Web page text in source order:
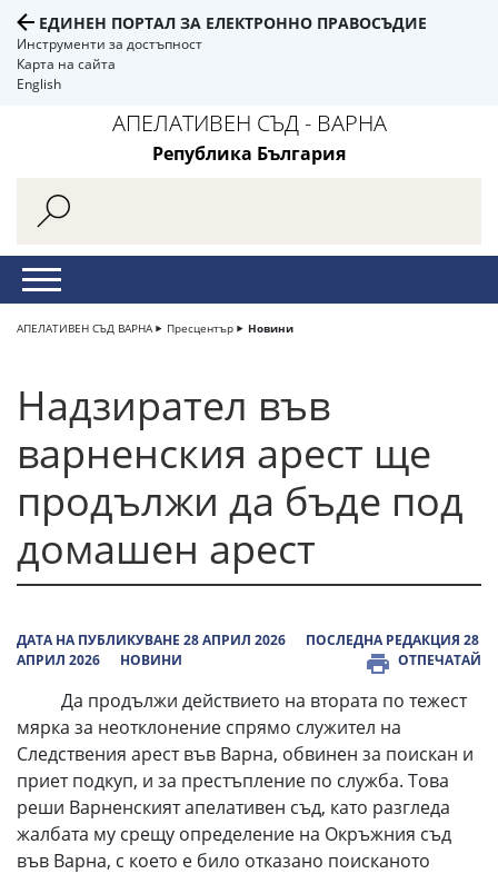
ЕДИНЕН ПОРТАЛ ЗА ЕЛЕКТРОННО ПРАВОСЪДИЕ
Инструменти за достъпност
Карта на сайта
English
АПЕЛАТИВЕН СЪД - ВАРНА
Република България
АПЕЛАТИВЕН СЪД ВАРНА Пресцентър Новини
Надзирател във
варненския арест ще
продължи да бъде под
домашен арест
ДАТА НА ПУБЛИКУВАНЕ 28 АПРИЛ 2026
ПОСЛЕДНА РЕДАКЦИЯ 28
АПРИЛ 2026
НОВИНИ ОТПЕЧАТАЙ
Да продължи действието на втората по тежест
мярка за неотклонение спрямо служител на
Следствения арест във Варна, обвинен за поискан и
приет подкуп, и за престъпление по служба. Това
реши Варненският апелативен съд, като разгледа
жалбата му срещу определение на Окръжния съд
във Варна, с което е било отказано поисканото